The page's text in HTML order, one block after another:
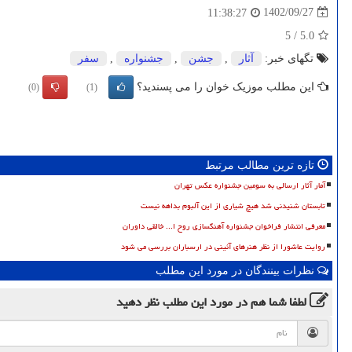
1402/09/27
11:38:27
5.0
/
5
تگهای خبر:
آثار جشن جشنواره سفر
این مطلب موزیک خوان را می پسندید؟ (1)
(0)
تازه ترین مطالب مرتبط
آمار آثار ارسالی به سومین جشنواره عکس تهران
تابستان شنیدنی شد هیچ شیاری از این آلبوم بداهه نیست
معرفی انتشار فراخوان جشنواره آهنگسازی روح ا... خالقی داوران
روایت عاشورا از نظر هنرهای آئینی در ارسباران بررسی می شود
نظرات بینندگان در مورد این مطلب
لطفا شما همدر مورد این مطلبنظر دهید